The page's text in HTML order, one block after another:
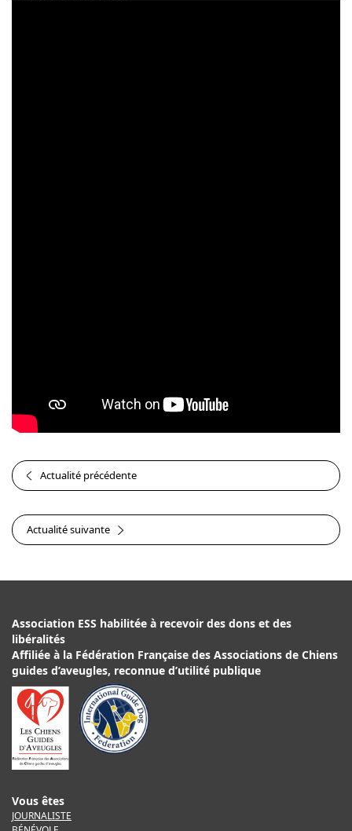
Actualité précédente
Actualité suivante
Association ESS habilitée à recevoir des dons et des
libéralités
Affiliée à la Fédération Française des Associations de Chiens
guides d’aveugles, reconnue d’utilité publique
Vous êtes
JOURNALISTE